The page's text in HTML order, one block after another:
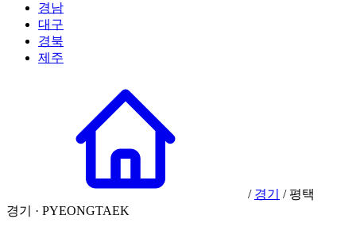
경남
대구
경북
제주
/ 경기 / 평택
경기 · PYEONGTAEK